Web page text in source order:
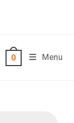
0 Menu